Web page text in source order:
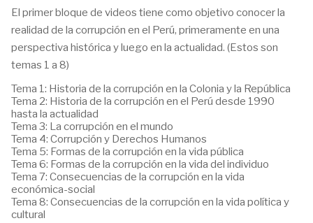
El primer bloque de videos tiene como objetivo conocer la
realidad de la corrupción en el Perú, primeramente en una
perspectiva histórica y luego en la actualidad. (Estos son
temas 1 a 8)
Tema 1: Historia de la corrupción en la Colonia y la República
Tema 2: Historia de la corrupción en el Perú desde 1990
hasta la actualidad
Tema 3: La corrupción en el mundo
Tema 4: Corrupción y Derechos Humanos
Tema 5: Formas de la corrupción en la vida pública
Tema 6: Formas de la corrupción en la vida del individuo
Tema 7: Consecuencias de la corrupción en la vida
económica-social
Tema 8: Consecuencias de la corrupción en la vida política y
cultural